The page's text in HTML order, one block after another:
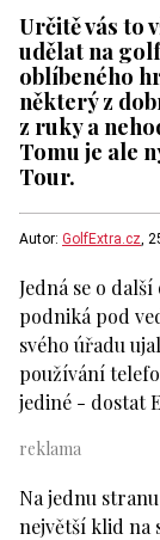
Určitě vás to
udělat na
oblíbeného
některý z
z ruky a
Tomu je ale
Tour.
Autor: GolfExtra.cz,
Jedná se o
podniká pod
svého úřadu
používání
jediné - dostat
Na jednu
největší klid na